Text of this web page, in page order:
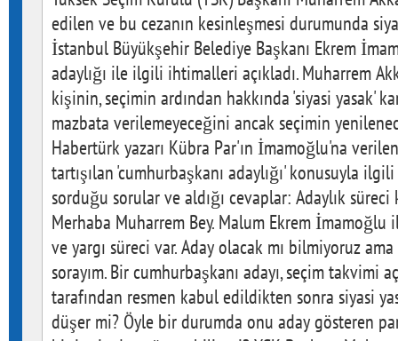
edilen ve bu cezanın kesinleşmesi durumunda
İstanbul Büyükşehir Belediye Başkanı Ekrem
adaylığı ile ilgili ihtimalleri açıkladı. Muharrem
kişinin, seçimin ardından hakkında 'siyasi yasak'
mazbata verilemeyeceğini ancak seçimin
Habertürk yazarı Kübra Par'ın İmamoğlu'na
tartışılan 'cumhurbaşkanı adaylığı' konusuyla
sorduğu sorular ve aldığı cevaplar: Adaylık
Merhaba Muharrem Bey. Malum Ekrem
ve yargı süreci var. Aday olacak mı bilmiyoruz
sorayım. Bir cumhurbaşkanı adayı, seçim takvimi
tarafından resmen kabul edildikten sonra siyasi
düşer mi? Öyle bir durumda onu aday gösteren